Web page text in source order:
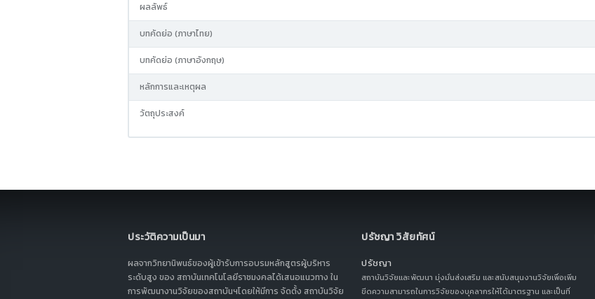
ผลลัพธ์
บทคัดย่อ (ภาษาไทย)
บทคัดย่อ (ภาษาอังกฤษ)
หลักการและเหตุผล
วัตถุประสงค์
ประวัติความเป็นมา
ผลจากวิทยานิพนธ์ของผู้เข้ารับการอบรมหลักสูตรผู้บริหาร
ระดับสูง ของ สถาบันเทคโนโลยีราชมงคลได้เสนอแนวทาง ใน
การพัฒนางานวิจัยของสถาบันฯโดยให้มีการ จัดตั้ง สถาบันวิจัย
ปรัชญา วิสัยทัศน์
ปรัชญา
สถาบันวิจัยและพัฒนา มุ่งมั่นส่งเสริม และสนับสนุนงานวิจัยเพื่อเพิ่ม
ขีดความสามารถในการวิจัยของบุคลากรให้ได้มาตรฐาน และเป็นที่